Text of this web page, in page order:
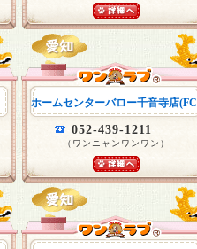
ホームセンターバロー千音寺店
052-439-1211
（ワンニャンワンワン）